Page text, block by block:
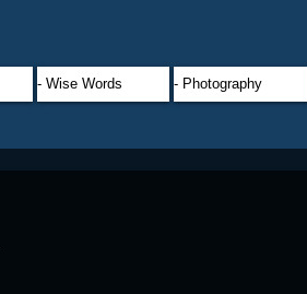
- Wise Words - Photography